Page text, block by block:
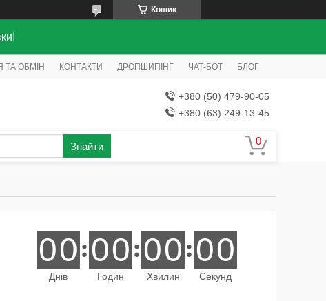
Кошик
ТА ОБМІН КОНТАКТИ ДРОПШИПІНГ ЧАТ-БОТ БЛОГ
+380 (50) 479-90-05
+380 (63) 249-13-45
Знайти
00
Днів
00
Годин
00
Хвилин
00
Секунд